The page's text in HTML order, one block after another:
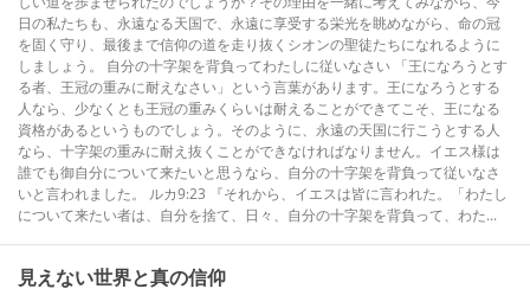
日の私たちも、永遠なる天国で、永遠に享受する栄光を眺めながら、命の冠
を固く守り、最後まで信仰の道を走り抜くシオンの聖徒たちになれるように
しましょう。 自分の十字架を背負ってわたしに従いなさい 「王になろうとす
る者、王冠の重みに耐えなさい」という言葉があります。王になろうとする
人なら、少なくとも王冠の重みくらいは耐えることができてこそ、王になる
資格があるというものでしょう。そのように、永遠の天国に行こうとする人
なら、十字架の重みに耐え抜くことができなければなりません。イエス様は
誰でも御自分について来たいと思うなら、自分の十字架を背負って従いなさ
いと言われました。 ルカ9:23 『それから、イエスは皆に言われた。「わたし
について来たい者は、自分を捨て、日々、自分の十字架を背負って、わた...
見えない世界と真の信仰